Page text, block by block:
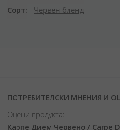
Сорт Червен бленд
ПОТРЕБИТЕЛСКИ МНЕНИЯ И
Оцени продукта:
Карпе Дием Червено / Carpe